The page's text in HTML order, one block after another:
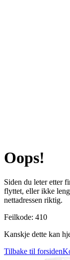
Oops!
Siden du leter etter
flyttet, eller ikke
nettadressen riktig.
Feilkode: 410
Kanskje dette kan
Tilbake til forsiden